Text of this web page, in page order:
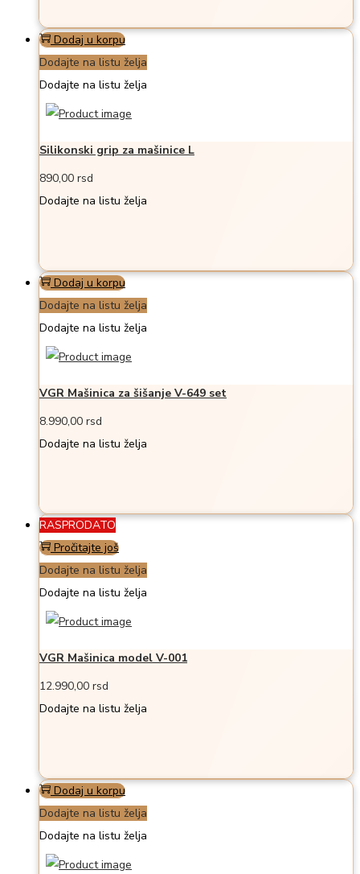
Dodaj u korpu
Dodajte na listu želja
Dodajte na listu želja
Silikonski grip za mašinice L
890,00 rsd
Dodajte na listu želja
Dodaj u korpu
Dodajte na listu želja
Dodajte na listu želja
VGR Mašinica za šišanje V-649 set
8.990,00 rsd
Dodajte na listu želja
RASPRODATO
Pročitajte još
Dodajte na listu želja
Dodajte na listu želja
VGR Mašinica model V-001
12.990,00 rsd
Dodajte na listu želja
Dodaj u korpu
Dodajte na listu želja
Dodajte na listu želja